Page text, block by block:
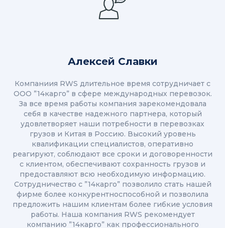
Алексей Славки
Компаниия RWS длительное время сотрудничает с
ООО ”14карго” в сфере международных перевозок.
За все время работы компания зарекомендовала
себя в качестве надежного партнера, который
удовлетворяет наши потребности в перевозках
грузов и Китая в Россию. Высокий уровень
квалификации специалистов, оперативно
реагируют, соблюдают все сроки и договоренности
с клиентом, обеспечивают сохранность грузов и
предоставляют всю необходимую информацию.
Сотрудничество с ”14карго” позволило стать нашей
фирме более конкурентноспособной и позволила
предложить нашим клиентам более гибкие условия
работы. Наша компания RWS рекомендует
компанию ”14карго” как профессионального